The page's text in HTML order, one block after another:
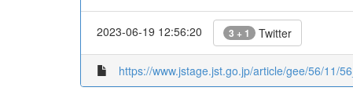
2023-06-19 12:56:20 3 + 1 Twitter
https://www.jstage.jst.go.jp/article/gee/56/11/